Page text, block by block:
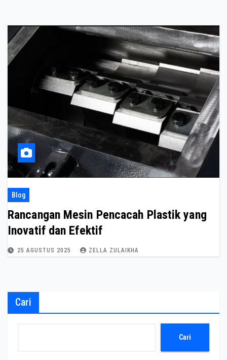
Blog
Rancangan Mesin Pencacah Plastik yang
Inovatif dan Efektif
25 AGUSTUS 2025 ZELLA ZULAIKHA
Cari
Cari